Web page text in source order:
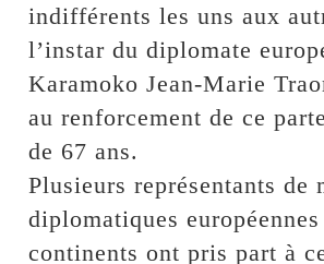
indifférents les uns aux
l’instar du diplomate
Karamoko Jean-Marie
au renforcement de ce
de 67 ans.
Plusieurs représentants de
diplomatiques européennes
continents ont pris part à